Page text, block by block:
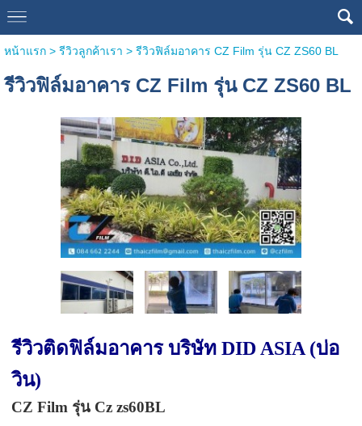
หน้าแรก> รีวิวลูกค้าเรา > รีวิวฟิล์มอาคาร CZ Film รุ่น CZ ZS60 BL
รีวิวฟิล์มอาคาร CZ Film รุ่น CZ ZS60 BL
รีวิวติดฟิล์มอาคาร บริษัท DID ASIA (บ่อ
วิน)
CZ Film รุ่น Cz zs60BL